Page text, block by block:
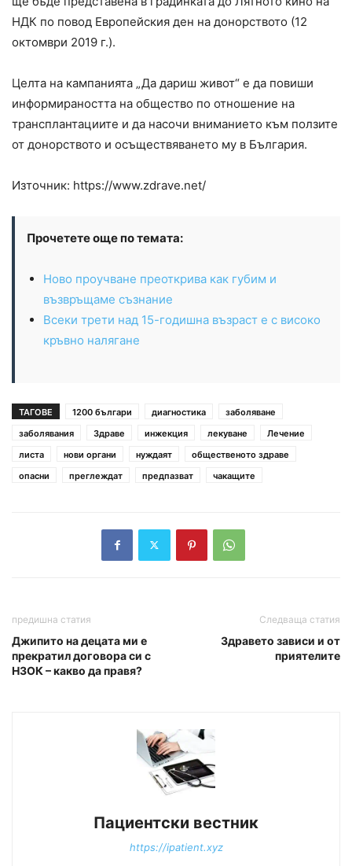
НДК по повод Европейския ден на донорството (12
октомври 2019 г.).
Целта на кампанията „Да дариш живот“ е да повиши
информираността на общество по отношение на
трансплантациите и да насочи вниманието към ползите
от донорството и осъществяването му в България.
Източник: https://www.zdrave.net/
Прочетете още по темата:
Ново проучване преоткрива как губим и
възвръщаме съзнание
Всеки трети над 15-годишна възраст е с високо
кръвно налягане
ТАГОВЕ 1200 българи диагностика
заболяване
заболявания
Здраве инжекция лекуване
Лечение
листа
нови органи нуждаят
общественото здраве
опасни
преглеждат предпазват чакащите
предишна статия
Джипито на децата ми е
прекратил договора си с
НЗОК – какво да правя?
Следваща статия
Здравето зависи и от
приятелите
Пациентски вестник
https://ipatient.xyz